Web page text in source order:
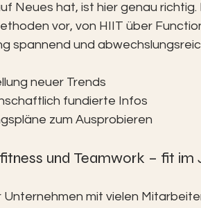
Neues hat, ist hier genau
vor, von HIIT über
spannend und
neuer Trends
fundierte Infos
zum Ausprobieren
und Teamwork – fit
mit vielen